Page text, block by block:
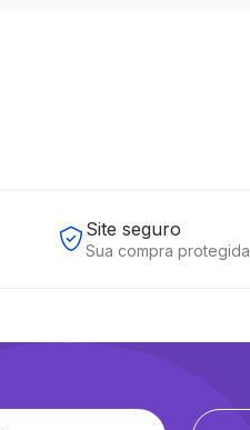
Site seguro
Sua compra protegida